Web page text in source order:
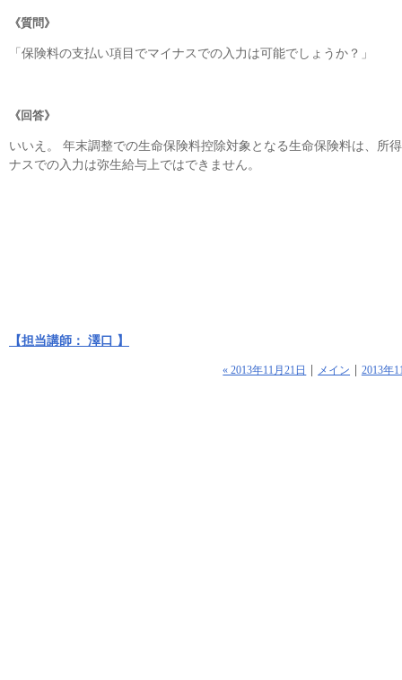
《質問》
「保険料の支払い項目でマイナスでの入力は可能でしょうか？」
《回答》
いいえ。 年末調整での生命保険料控除対象となる生命保険料は、所
ナスでの入力は弥生給与上ではできません。
【担当講師： 澤口 】
« 2013年11月21日 メイン 2013年